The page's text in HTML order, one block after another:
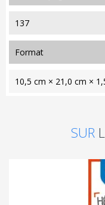
137
format
10,5 cm × 21,0 cm ×
SUR